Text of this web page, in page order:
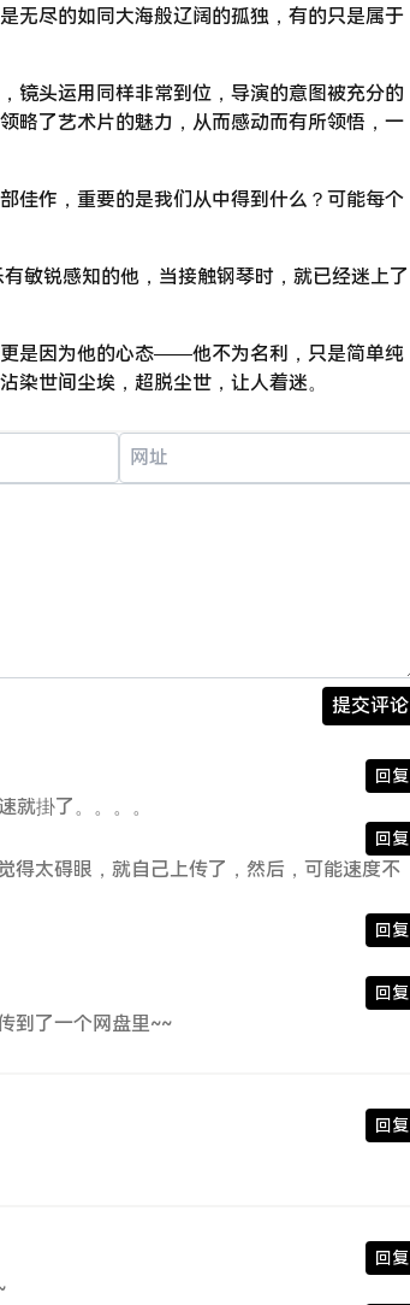
无尽的如同大海般辽阔的孤独，有的只是属于
镜头运用同样非常到位，导演的意图被充分的
略了艺术片的魅力，从而感动而有所领悟，一
佳作，重要的是我们从中得到什么？可能每个
敏锐感知的他，当接触钢琴时，就已经迷上了
是因为他的心态——他不为名利，只是简单纯
染世间尘埃，超脱尘世，让人着迷。
提交评论
回复
就掛了。。。。
回复
得太碍眼，就自己上传了，然后，可能速度不
回复
回复
到了一个网盘里~~
回复
回复